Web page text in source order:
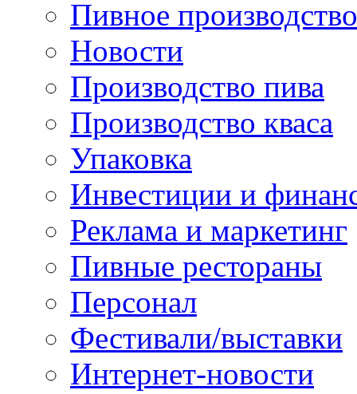
Пивное производство
Новости
Производство пива
Производство кваса
Упаковка
Инвестиции и
Реклама и маркетинг
Пивные рестораны
Персонал
Фестивали/выставки
Интернет-новости